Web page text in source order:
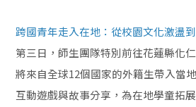
跨國青年走入在地：從校園文化激盪
第三日，師生團隊特別前往花蓮縣化
將來自全球12個國家的外籍生帶入當
互動遊戲與故事分享，為在地學童拓